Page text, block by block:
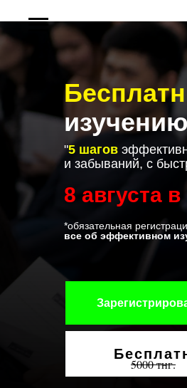
"5 шагов
и забываний, с
8 августа
*обязательная
все об эффективном
5000 тнг.